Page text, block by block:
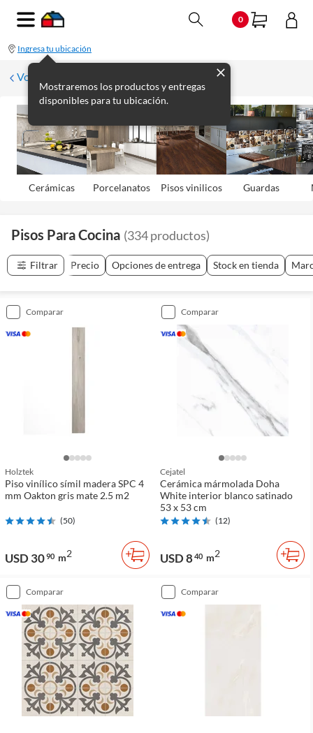
0
Ingresa tu ubicación
Mostraremos los productos y entregas
disponibles para tu ubicación.
Volver a Pisos por espacios
Cerámicas Porcelanatos Pisos vinilicos Guardas
Pisos Para Cocina (334productos)
Filtrar Precio Opciones de entrega Stock en tienda
comparar
Holztek
Piso vinílico símil madera SPC 4
mm Oakton gris mate 2.5 m2
(50)
USD 3090 m2
comparar
Cejatel
Cerámica mármolada Doha
White interior blanco satinado
53 x 53 cm
(12)
USD 840 m2
comparar comparar